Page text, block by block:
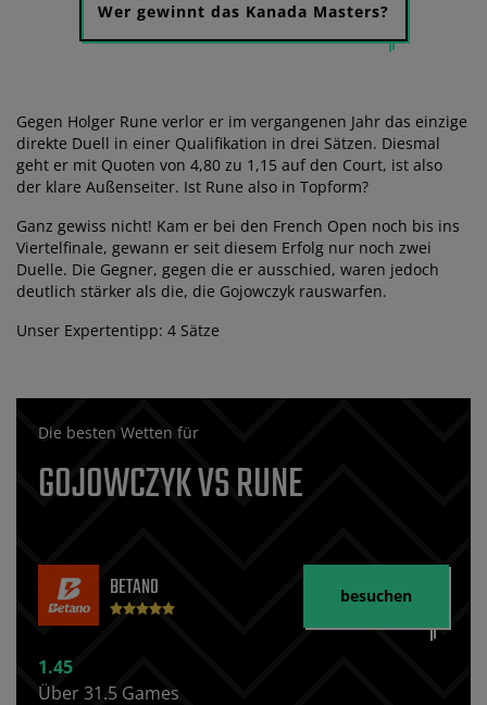
Wer gewinnt das Kanada Masters?
Gegen Holger Rune verlor er im vergangenen Jahr das einzige
direkte Duell in einer Qualifikation in drei Sätzen. Diesmal
geht er mit Quoten von 4,80 zu 1,15 auf den Court, ist also
der klare Außenseiter. Ist Rune also in Topform?
Ganz gewiss nicht! Kam er bei den French Open noch bis ins
Viertelfinale, gewann er seit diesem Erfolg nur noch zwei
Duelle. Die Gegner, gegen die er ausschied, waren jedoch
deutlich stärker als die, die Gojowczyk rauswarfen.
Unser Expertentipp: 4 Sätze
Die besten Wetten für
GOJOWCZYK VS RUNE
BETANO
1.45
Über 31.5 Games
besuchen